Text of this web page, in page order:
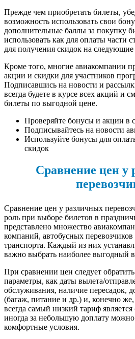
Прежде чем приобретать билеты,
возможность использовать свои
дополнительные баллы за покупку
использовать как для оплаты части
для получения скидок на следующие
Кроме того, многие авиакомпании
акции и скидки для участников
Подписавшись на новости и
всегда будете в курсе всех акций и
билеты по выгодной цене.
Проверяйте бонусы и акции в
Подписывайтесь на новости
Используйте бонусы для
скидок
Сравнение цен у
Сравнение цен у различных
роль при выборе билетов в
представлено множество
компаний, автобусных
транспорта. Каждый из них
важно выбрать наиболее выгодный
При сравнении цен следует
параметры, как даты вылета/
обслуживания, наличие пересадок,
(багаж, питание и др.) и, конечно
всегда самый низкий тариф
иногда за небольшую доплату
комфортные условия.